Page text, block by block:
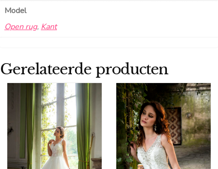
Model
Open rug, Kant
Gerelateerde producten